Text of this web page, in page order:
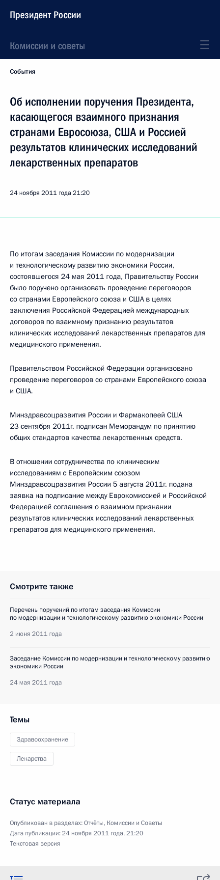
Президент России
Комиссии и советы
События
Об исполнении поручения Президента,
касающегося взаимного признания
странами Евросоюза, США и Россией
результатов клинических исследований
лекарственных препаратов
24 ноября 2011 года21:20
По итогам заседания Комиссии по модернизации
и технологическому развитию экономики России,
состоявшегося 24 мая 2011 года, Правительству России
было поручено организовать проведение переговоров
со странами Европейского союза и США в целях
заключения Российской Федерацией международных
договоров по взаимному признанию результатов
клинических исследований лекарственных препаратов для
медицинского применения.
Правительством Российской Федерации организовано
проведение переговоров со странами Европейского союза
и США.
Минздравсоцразвития России и Фармакопеей США
23 сентября 2011г. подписан Меморандум по принятию
общих стандартов качества лекарственных средств.
В отношении сотрудничества по клиническим
исследованиям с Европейским союзом
Минздравсоцразвития России 5 августа 2011г. подана
заявка на подписание между Еврокомиссией и Российской
Федерацией соглашения о взаимном признании
результатов клинических исследований лекарственных
препаратов для медицинского применения.
Смотрите также
Перечень поручений по итогам заседания Комиссии
по модернизации и технологическому развитию экономики России
2 июня 2011 года
Заседание Комиссии по модернизации и технологическому развитию
экономики России
24 мая 2011 года
Темы
Здравоохранение
Лекарства
Статус материала
Опубликован в разделах:Отчёты, Комиссии и Советы
Дата публикации:24 ноября 2011 года, 21:20
Текстовая версия